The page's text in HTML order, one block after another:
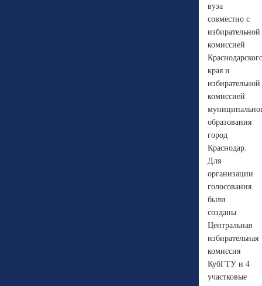
вуза
совместно с
избирательной
комиссией
края и
избирательной
комиссией
образования
город
Краснодар.
Для
организации
голосования
были
созданы
Центральная
избирательная
комиссия
КубГТУ и 4
участковые